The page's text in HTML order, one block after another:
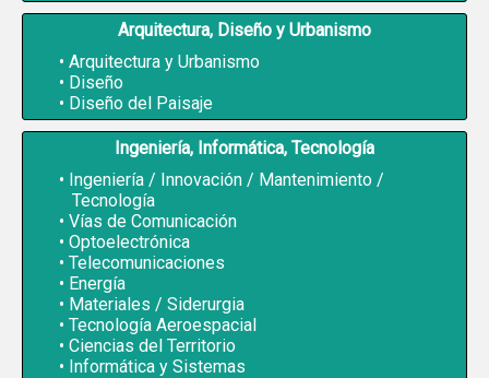
Arquitectura, Diseño y Urbanismo
Arquitectura y Urbanismo
Diseño
Diseño del Paisaje
Ingeniería, Informática, Tecnología
Ingeniería / Innovación / Mantenimiento /
Tecnología
Vías de Comunicación
Optoelectrónica
Telecomunicaciones
Energía
Materiales / Siderurgia
Tecnología Aeroespacial
Ciencias del Territorio
Informática y Sistemas